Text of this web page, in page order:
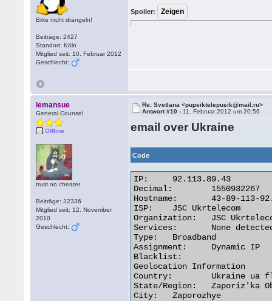
Bitte nicht drängeln!
Beiträge: 2427
Standort: Köln
Mitglied seit: 10. Februar 2012
Geschlecht:
Spoiler:
lemansue
General Counsel
Offline
trust no cheater
Beiträge: 32336
Mitglied seit: 12. November
2010
Geschlecht:
Re: Svetlana <pupsiktelepusik@mail.ru>
Antwort #10 - 11. Februar 2012 um 20:56
email over Ukraine
Code
IP:	92.113.89.43
Decimal:	1550932267
Hostname:	43-89-113-92.pool.ukrtel.net
ISP:	JSC Ukrtelecom
Organization:	JSC Ukrtelecom
Services:	None detected
Type:	Broadband
Assignment:	Dynamic IP
Blacklist:
Geolocation Information
Country:	Ukraine ua flag
State/Region:	Zaporiz'ka Oblast'
City:	Zaporozhye